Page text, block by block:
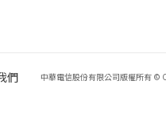
們 中華電信股份有限公司版權所有 ©